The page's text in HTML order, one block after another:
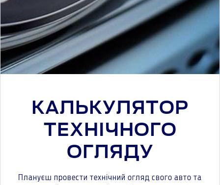
КАЛЬКУЛЯТОР
ТЕХНІЧНОГО
ОГЛЯДУ
Плануєш провести технічний огляд свого авто та